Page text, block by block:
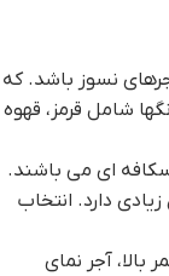
نسوز باشد. که
شامل قرمز، قهوه
ای می باشند.
دارد. انتخاب
آجر نمای